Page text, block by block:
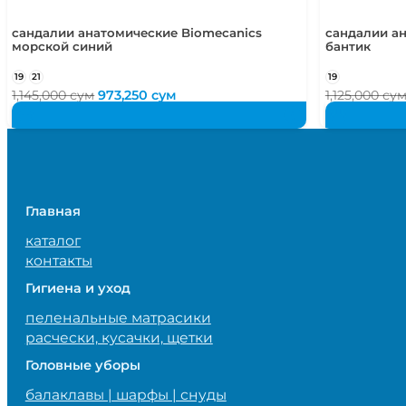
сандалии анатомические Biomecanics
морской синий
19 21
1,145,000сум Первоначальная
цена
1,145,000 сум.
973,250сум
цена:
сандалии
бантик
19
1,125,000сум
Главная
каталог
контакты
Гигиена и уход
пеленальные матрасики
расчески, кусачки, щетки
Головные уборы
балаклавы | шарфы | снуды